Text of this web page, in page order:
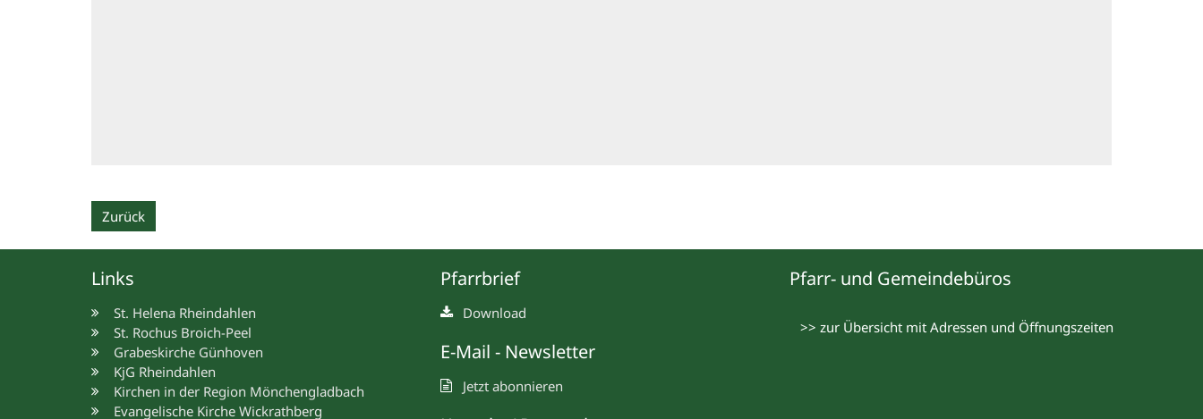
Zurück
Links
St. Helena Rheindahlen
St. Rochus Broich-Peel
Grabeskirche Günhoven
KjG Rheindahlen
Kirchen in der Region Mönchengladbach
Evangelische Kirche Wickrathberg
Pfarrbrief
Download
E-Mail - Newsletter
Jetzt abonnieren
Pfarr- und Gemeindebüros
>> zur Übersicht mit Adressen und Öffnungszeiten